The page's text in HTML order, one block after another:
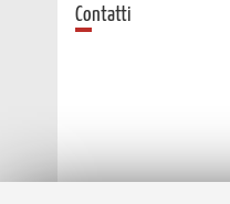
Contatti